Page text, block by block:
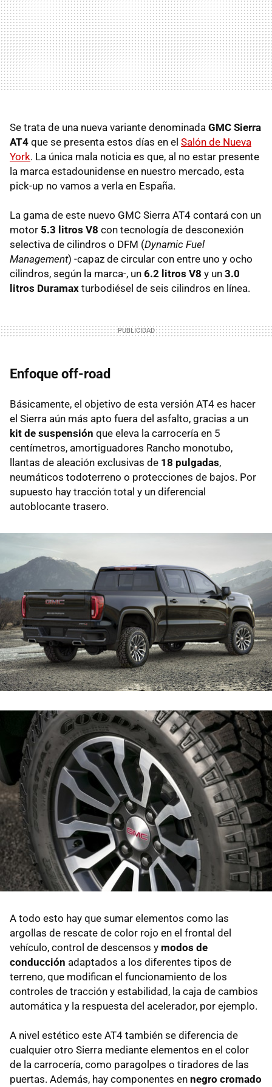
Se trata de una nueva variante denominada GMC Sierra
AT4 que se presenta estos días en el Salón de Nueva
York. La única mala noticia es que, al no estar presente
la marca estadounidense en nuestro mercado, esta
pick-up no vamos a verla en España.
La gama de este nuevo GMC Sierra AT4 contará con un
motor 5.3 litros V8 con tecnología de desconexión
selectiva de cilindros o DFM (Dynamic Fuel
Management) -capaz de circular con entre uno y ocho
cilindros, según la marca-, un 6.2 litros V8 y un 3.0
litros Duramax turbodiésel de seis cilindros en línea.
Enfoque off-road
Básicamente, el objetivo de esta versión AT4 es hacer
el Sierra aún más apto fuera del asfalto, gracias a un
kit de suspensión que eleva la carrocería en 5
centímetros, amortiguadores Rancho monotubo,
llantas de aleación exclusivas de 18 pulgadas,
neumáticos todoterreno o protecciones de bajos. Por
supuesto hay tracción total y un diferencial
autoblocante trasero.
A todo esto hay que sumar elementos como las
argollas de rescate de color rojo en el frontal del
vehículo, control de descensos y modos de
conducción adaptados a los diferentes tipos de
terreno, que modifican el funcionamiento de los
controles de tracción y estabilidad, la caja de cambios
automática y la respuesta del acelerador, por ejemplo.
A nivel estético este AT4 también se diferencia de
cualquier otro Sierra mediante elementos en el color
de la carrocería, como paragolpes o tiradores de las
puertas. Además, hay componentes en negro cromado